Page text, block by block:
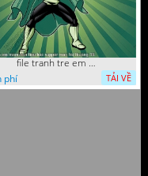
file tranh tre em mam non tieu hoc supper man toi thuong 35
phí
TẢI VỀ